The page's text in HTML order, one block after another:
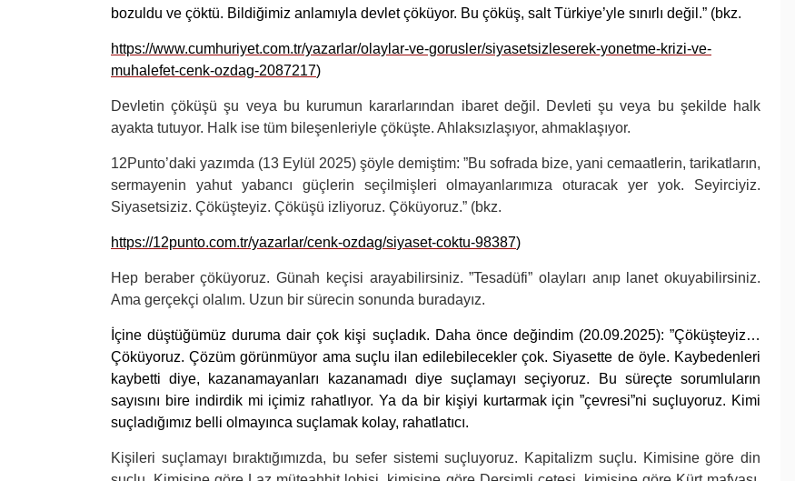
bozuldu ve çöktü. Bildiğimiz anlamıyla devlet çöküyor. Bu çöküş, salt Türkiye’yle sınırlı değil.” (bkz.
https://www.cumhuriyet.com.tr/yazarlar/olaylar-ve-gorusler/siyasetsizleserek-yonetme-krizi-ve-
muhalefet-cenk-ozdag-2087217)
Devletin çöküşü şu veya bu kurumun kararlarından ibaret değil. Devleti şu veya bu şekilde halk
ayakta tutuyor. Halk ise tüm bileşenleriyle çöküşte. Ahlaksızlaşıyor, ahmaklaşıyor.
12Punto’daki yazımda (13 Eylül 2025) şöyle demiştim: ”Bu sofrada bize, yani cemaatlerin, tarikatların,
sermayenin yahut yabancı güçlerin seçilmişleri olmayanlarımıza oturacak yer yok. Seyirciyiz.
Siyasetsiziz. Çöküşteyiz. Çöküşü izliyoruz. Çöküyoruz.” (bkz.
https://12punto.com.tr/yazarlar/cenk-ozdag/siyaset-coktu-98387)
Hep beraber çöküyoruz. Günah keçisi arayabilirsiniz. ”Tesadüfi” olayları anıp lanet okuyabilirsiniz.
Ama gerçekçi olalım. Uzun bir sürecin sonunda buradayız.
İçine düştüğümüz duruma dair çok kişi suçladık. Daha önce değindim (20.09.2025): ”Çöküşteyiz…
Çöküyoruz. Çözüm görünmüyor ama suçlu ilan edilebilecekler çok. Siyasette de öyle. Kaybedenleri
kaybetti diye, kazanamayanları kazanamadı diye suçlamayı seçiyoruz. Bu süreçte sorumluların
sayısını bire indirdik mi içimiz rahatlıyor. Ya da bir kişiyi kurtarmak için ”çevresi”ni suçluyoruz. Kimi
suçladığımız belli olmayınca suçlamak kolay, rahatlatıcı.
Kişileri suçlamayı bıraktığımızda, bu sefer sistemi suçluyoruz. Kapitalizm suçlu. Kimisine göre din